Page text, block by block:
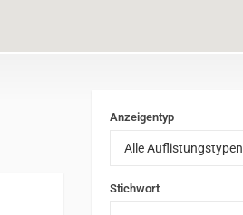
Anzeigentyp
Alle Auflistungstypen
Stichwort